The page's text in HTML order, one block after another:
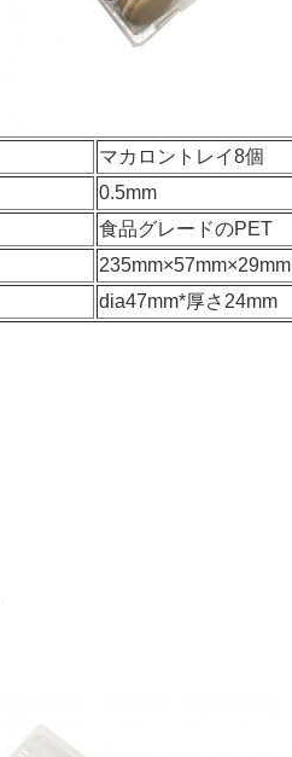
マカロントレイ8個
0.5mm
食品グレードのPET
235mm×57mm×29mm
dia47mm*厚さ24mm